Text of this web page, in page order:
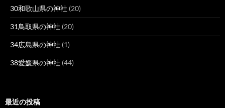
30和歌山県の神社 (20)
31鳥取県の神社 (20)
34広島県の神社 (1)
38愛媛県の神社 (44)
最近の投稿